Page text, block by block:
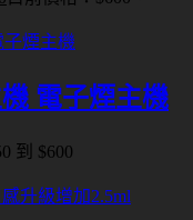
電子煙主機
到 $600